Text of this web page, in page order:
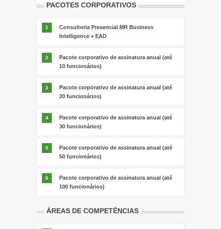
PACOTES CORPORATIVOS
1
Consultoria Presencial MR Business
Intelligence + EAD
2
Pacote corporativo de assinatura anual (até
10 funcionários)
3
Pacote corporativo de assinatura anual (até
20 funcionários)
4
Pacote corporativo de assinatura anual (até
30 funcionários)
5
Pacote corporativo de assinatura anual (até
50 funcionários)
6
Pacote corporativo de assinatura anual (até
100 funcionários)
ÁREAS DE COMPETÊNCIAS